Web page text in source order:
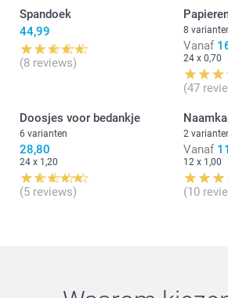
Spandoek
44,99
(8 reviews)
8
Vanaf
24 x 0,70
(47
Doosjes voor bedankje
6 varianten
28,80
24 x 1,20
(5 reviews)
2
Vanaf
12 x 1,00
(10